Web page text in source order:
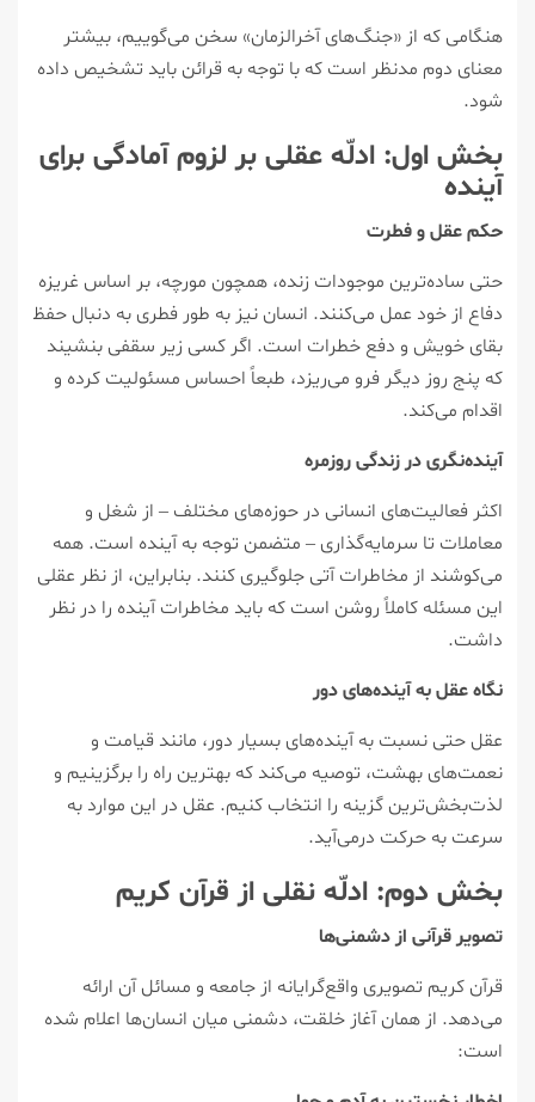
هنگامی که از «جنگ‌های آخرالزمان» سخن می‌گوییم، بیشتر
معنای دوم مدنظر است که با توجه به قرائن باید تشخیص داده
شود.
بخش اول: ادلّه عقلی بر لزوم آمادگی برای
آینده
حکم عقل و فطرت
حتی ساده‌ترین موجودات زنده، همچون مورچه، بر اساس غریزه
دفاع از خود عمل می‌کنند. انسان نیز به طور فطری به دنبال حفظ
بقای خویش و دفع خطرات است. اگر کسی زیر سقفی بنشیند
که پنج روز دیگر فرو می‌ریزد، طبعاً احساس مسئولیت کرده و
اقدام می‌کند.
آینده‌نگری در زندگی روزمره
اکثر فعالیت‌های انسانی در حوزه‌های مختلف – از شغل و
معاملات تا سرمایه‌گذاری – متضمن توجه به آینده است. همه
می‌کوشند از مخاطرات آتی جلوگیری کنند. بنابراین، از نظر عقلی
این مسئله کاملاً روشن است که باید مخاطرات آینده را در نظر
داشت.
نگاه عقل به آینده‌های دور
عقل حتی نسبت به آینده‌های بسیار دور، مانند قیامت و
نعمت‌های بهشت، توصیه می‌کند که بهترین راه را برگزینیم و
لذت‌بخش‌ترین گزینه را انتخاب کنیم. عقل در این موارد به
سرعت به حرکت درمی‌آید.
بخش دوم: ادلّه نقلی از قرآن کریم
تصویر قرآنی از دشمنی‌ها
قرآن کریم تصویری واقع‌گرایانه از جامعه و مسائل آن ارائه
می‌دهد. از همان آغاز خلقت، دشمنی میان انسان‌ها اعلام شده
است: